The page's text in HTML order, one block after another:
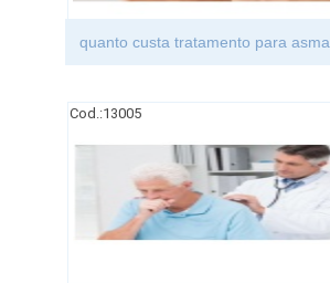
quanto custa tratamento para
Cod.:13005